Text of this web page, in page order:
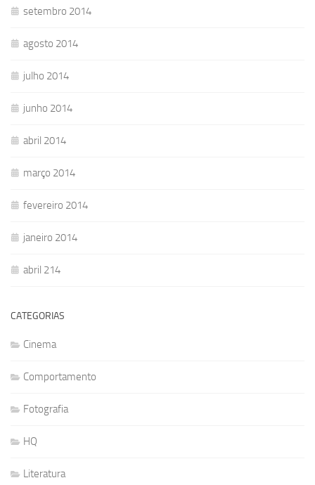
setembro 2014
agosto 2014
julho 2014
junho 2014
abril 2014
março 2014
fevereiro 2014
janeiro 2014
abril 214
CATEGORIAS
Cinema
Comportamento
Fotografia
HQ
Literatura